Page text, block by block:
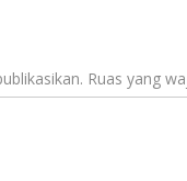
Ruas yang